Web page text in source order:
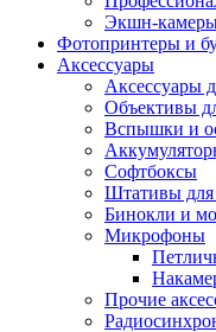
Экшн-
Фотопринтеры и
Аксессуары
Аксессуары
Объективы
Вспышки и
Софтбоксы
Штативы для
Бинокли и
Микрофоны
Прочие